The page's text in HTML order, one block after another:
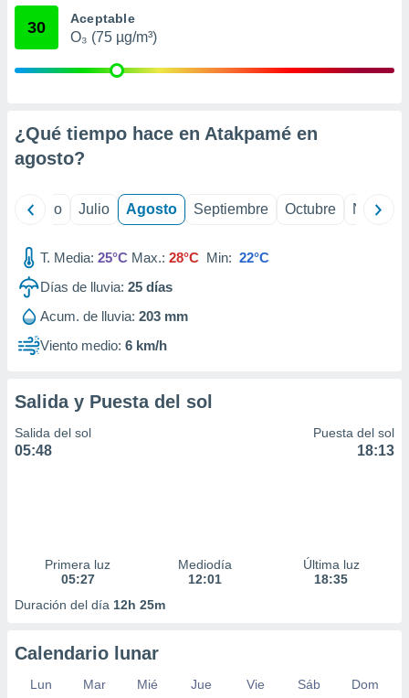
publicidad
1199
30 Aceptable
O₃ (75 µg/m³)
¿Qué tiempo hace en Atakpamé en
agosto?
Junio Julio Agosto Septiembre Octubre
T. Media: 25°C Max.: 28°C Min: 22°C
Días de lluvia: 25 días
Acum. de lluvia: 203 mm
Viento medio: 6 km/h
Salida y Puesta del sol
Salida del sol
05:48
Puesta del sol
18:13
Primera luz
05:27
Mediodía
12:01
Última luz
18:35
Duración del día 12h 25m
Calendario lunar
Lun Mar Mié Jue Vie Sáb
Dom